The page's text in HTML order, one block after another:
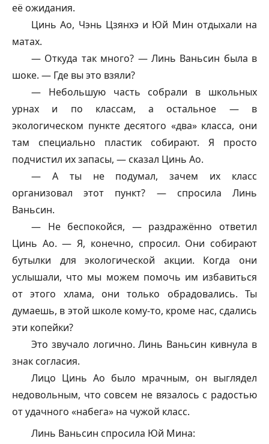
её ожидания.
Цинь Ао, Чэнь Цзянхэ и Юй Мин отдыхали на
матах.
— Откуда так много? — Линь Ваньсин была в
шоке. — Где вы это взяли?
— Небольшую часть собрали в школьных
урнах и по классам, а остальное — в
экологическом пункте десятого «два» класса, они
там специально пластик собирают. Я просто
подчистил их запасы, — сказал Цинь Ао.
— А ты не подумал, зачем их класс
организовал этот пункт? — спросила Линь
Ваньсин.
— Не беспокойся, — раздражённо ответил
Цинь Ао. — Я, конечно, спросил. Они собирают
бутылки для экологической акции. Когда они
услышали, что мы можем помочь им избавиться
от этого хлама, они только обрадовались. Ты
думаешь, в этой школе кому-то, кроме нас, сдались
эти копейки?
Это звучало логично. Линь Ваньсин кивнула в
знак согласия.
Лицо Цинь Ао было мрачным, он выглядел
недовольным, что совсем не вязалось с радостью
от удачного «набега» на чужой класс.
Линь Ваньсин спросила Юй Мина: